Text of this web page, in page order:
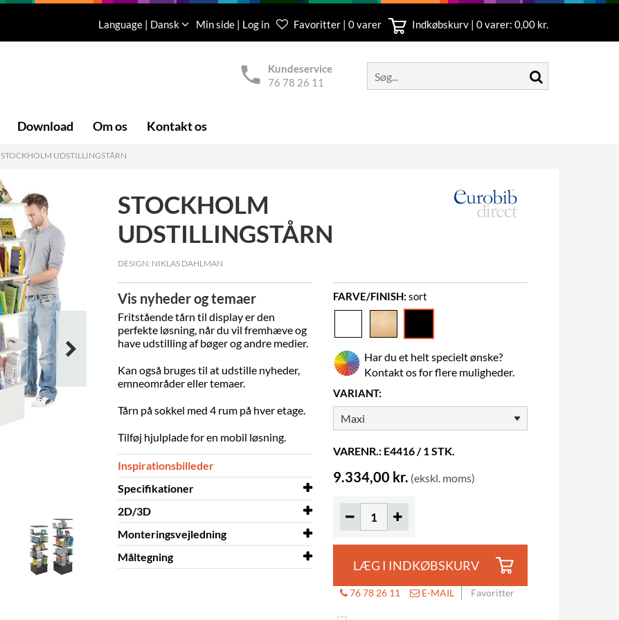
Language | Dansk Min side | Log in Favoritter | 0 varer Indkøbskurv | 0varer: 0,00 kr.
Kundeservice
76 78 26 11
Download Om os Kontakt os
STOCKHOLM UDSTILLINGSTÅRN
STOCKHOLM
UDSTILLINGSTÅRN
DESIGN: NIKLAS DAHLMAN
Vis nyheder og temaer
Fritstående tårn til display er den
perfekte løsning, når du vil fremhæve og
have udstilling af bøger og andre medier.
Kan også bruges til at udstille nyheder,
emneområder eller temaer.
Tårn på sokkel med 4 rum på hver etage.
Tilføj hjulplade for en mobil løsning.
Inspirationsbilleder
Specifikationer
Bredde
Dybde
522 mm
Højde
2D/3D
2D/3D Stockholm Maxi 3D.dwg
Monteringsvejledning
Monteringsvejledning
Stockholm
Måltegning
FARVE/FINISH: sort
Har du et helt specielt ønske?
Kontakt os for flere muligheder.
VARIANT:
VARENR.: E4416 / 1 STK.
9.334,00 kr. (ekskl. moms)
LÆG I INDKØBSKURV
76 78 26 11 E-MAIL Favoritter